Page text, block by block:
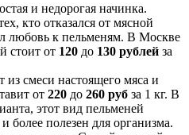
и недорогая начинка.
кто отказался от мясной
любовь к пельменям. В Москве
стоит от 120 до 130 рублей за
из смеси настоящего мяса и
от 220 до 260 руб за 1 кг. В
этот вид пельменей
более полезен для организма.